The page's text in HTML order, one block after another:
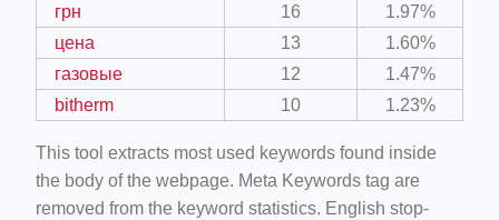
грн
16
1.97%
цена
13
1.60%
газовые
12
1.47%
bitherm
10 1.23%
This tool extracts most used keywords found inside
the body of the webpage. Meta Keywords tag are
removed from the keyword statistics. English stop-